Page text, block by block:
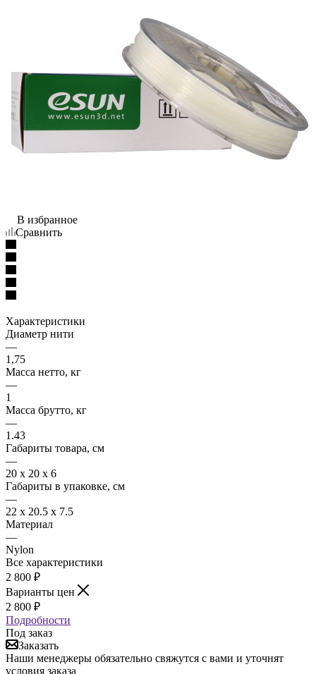
В избранное
Сравнить
Характеристики
Диаметр нити
—
1,75
Масса нетто, кг
—
1
Масса брутто, кг
—
1.43
Габариты товара, см
—
20 х 20 х 6
Габариты в упаковке, см
—
22 х 20.5 х 7.5
Материал
—
Nylon
Все характеристики
2 800 ₽
Варианты цен
2 800 ₽
Подробности
Под заказ
Заказать
Наши менеджеры обязательно свяжутся с вами и уточнят
условия заказа